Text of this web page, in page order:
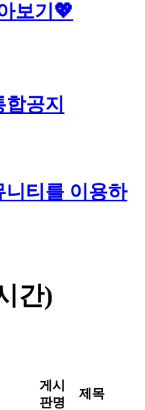
보기💖
공지
니티를 이용하
간)
게시
판명
제목